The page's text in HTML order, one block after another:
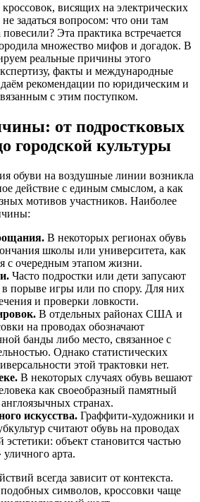
висящих на электрических
задаться вопросом: что они там
Эта практика встречается
множество мифов и догадок. В
реальные причины этого
факты и международные
даём рекомендации по юридическим и
с этим поступком.
от подростковых
городской культуры
обуви на воздушные линии возникла
действие с единым смыслом, а как
мотивов участников. Наиболее
В некоторых регионах обувь
школы или университета, как
с очередным этапом жизни.
Часто подростки или дети запусают
в порыве игры или по спору. Для них
и проверки ловкости.
В отдельных районах США и
на проводах обозначают
банды либо место, связанное с
Однако статистических
этой трактовки нет.
В некоторых случаях обувь вешают
как своеобразный памятный
странах.
искусства. Граффити-художники и
считают обувь на проводах
эстетики: объект становится частью
арта.
всегда зависит от контекста.
символов, кроссовки чаще